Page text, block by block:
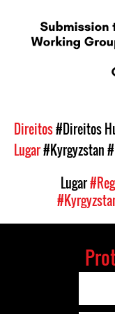
Direitos#Direitos
Lugar#Kyrgyzstan
Lugar